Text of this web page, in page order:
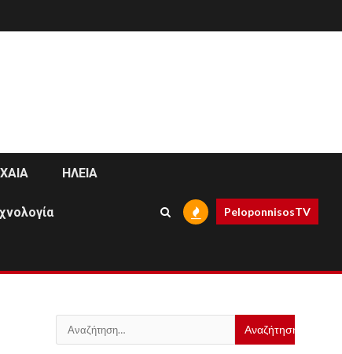
ΗΛΕΙΑ
PeloponnisosTV
Αναζήτηση
για: